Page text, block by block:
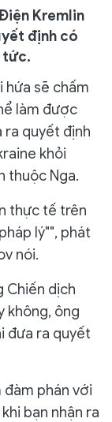
Kremlin
định có
tức.
hứa sẽ chấm
làm được
ra quyết định
khỏi
thuộc Nga.
thực tế trên
lý"", phát
nói.
Chiến dịch
không, ông
đưa ra quyết
phán với
bạn nhận ra